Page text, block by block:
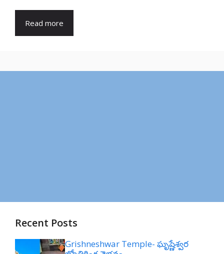
Read more
Recent Posts
Grishneshwar Temple- ఘృష్ణేశ్వర